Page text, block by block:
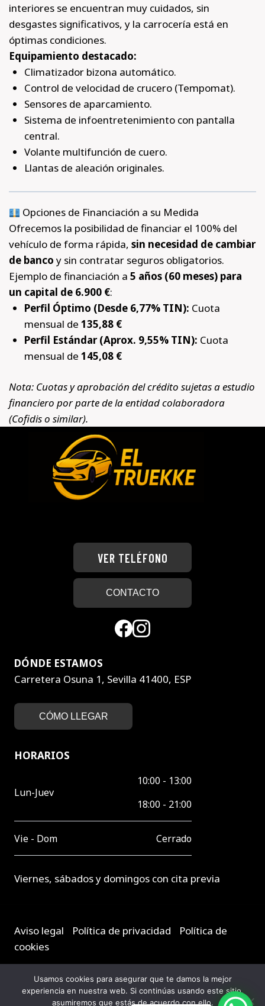
interiores se encuentran muy cuidados, sin
desgastes significativos, y la carrocería está en
óptimas condiciones.
Equipamiento destacado:
Climatizador bizona automático.
Control de velocidad de crucero (Tempomat).
Sensores de aparcamiento.
Sistema de infoentretenimiento con pantalla
central.
Volante multifunción de cuero.
Llantas de aleación originales.
Opciones de Financiación a su Medida
Ofrecemos la posibilidad de financiar el 100% del
vehículo de forma rápida, sin necesidad de cambiar
de banco y sin contratar seguros obligatorios.
Ejemplo de financiación a 5 años (60 meses) para
un capital de 6.900 €:
Perfil Óptimo (Desde 6,77% TIN): Cuota
mensual de 135,88 €
Perfil Estándar (Aprox. 9,55% TIN): Cuota
mensual de 145,08 €
Nota: Cuotas y aprobación del crédito sujetas a estudio
financiero por parte de la entidad colaboradora
(Cofidis o similar).
VER TELÉFONO
CONTACTO
DÓNDE ESTAMOS
Carretera Osuna 1, Sevilla 41400, ESP
CÓMO LLEGAR
HORARIOS
Lun-Juev
10:00 - 13:00
18:00 - 21:00
Vie - Dom Cerrado
Viernes, sábados y domingos con cita previa
Aviso legal Política de privacidad
Política de
cookies
Diseñado por746 Global Brand Concept S.L.
Usamos cookies para asegurar que te damos la mejor
experiencia en nuestra web. Si continúas usando este sitio,
asumiremos que estás de acuerdo con ello.